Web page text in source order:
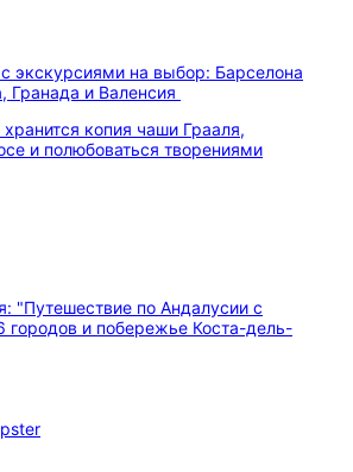
экскурсиями на выбор: Барселона
Гранада и Валенсия
копия чаши Грааля,
и полюбоваться творениями